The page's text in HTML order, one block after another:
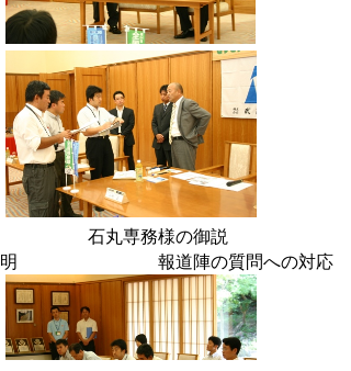
石丸専務様の御説
明 報道陣の質問への対応